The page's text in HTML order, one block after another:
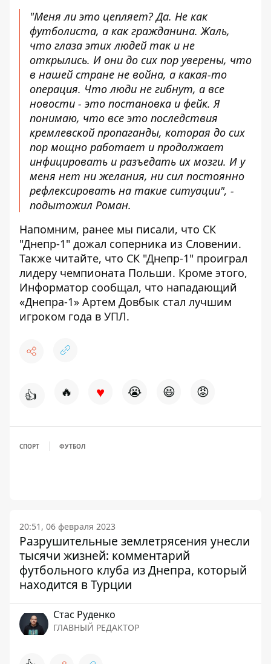
"Меня ли это цепляет? Да. Не как
футболиста, а как гражданина. Жаль,
что глаза этих людей так и не
открылись. И они до сих пор уверены, что
в нашей стране не война, а какая-то
операция. Что люди не гибнут, а все
новости - это постановка и фейк. Я
понимаю, что все это последствия
кремлевской пропаганды, которая до сих
пор мощно работает и продолжает
инфицировать и разъедать их мозги. И у
меня нет ни желания, ни сил постоянно
рефлексировать на такие ситуации", -
подытожил Роман.
Напомним, ранее мы писали, что СК
"Днепр-1" дожал соперника из Словении.
Также читайте, что СК "Днепр-1" проиграл
лидеру чемпионата Польши. Кроме этого,
Информатор сообщал, что нападающий
«Днепра-1» Артем Довбык стал лучшим
игроком года в УПЛ.
👍 🔥 ♥ 😭 😆 😡
СПОРТ ФУТБОЛ
20:51, 06 февраля 2023
Разрушительные землетрясения унесли
тысячи жизней: комментарий
футбольного клуба из Днепра, который
находится в Турции
Стаc Руденко
ГЛАВНЫЙ РЕДАКТОР